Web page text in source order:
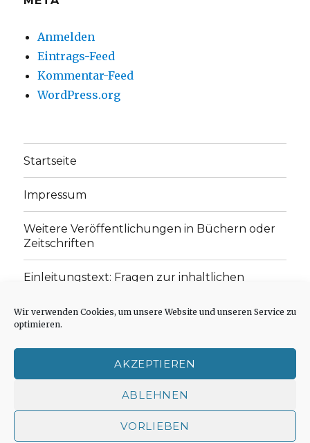
Wir verwenden Cookies, um unsere Website und unseren Service zu
optimieren.
AKZEPTIEREN
ABLEHNEN
VORLIEBEN
Anmelden
Eintrags-Feed
Kommentar-Feed
WordPress.org
Startseite
Impressum
Weitere Veröffentlichungen in Büchern oder
Zeitschriften
Einleitungstext: Fragen zur inhaltlichen
„schwachen Glaubens“
Cookie-Richtlinie (EU)
Impressum